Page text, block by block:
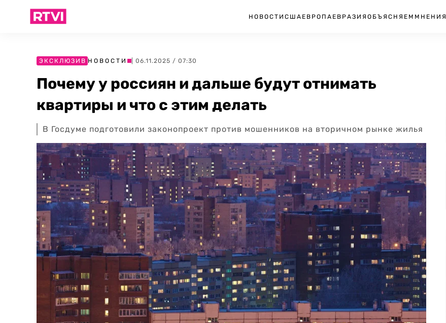
НОВОСТИ США ЕВРОПА ЕВРАЗИЯ ОБЪЯСНЯЕМ МНЕНИЯ
ЭКСКЛЮЗИВ НОВОСТИ | 06.11.2025 / 07:30
Почему у россиян и дальше будут отнимать
квартиры и что с этим делать
В Госдуме подготовили законопроект против мошенников на вторичном рынке жилья